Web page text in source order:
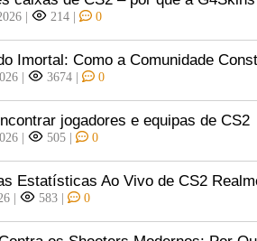
| 214 | 0
Imortal: Como a Comunidade
| 3674 | 0
jogadores e equipas de CS2
| 505 | 0
Estatísticas Ao Vivo de CS2
| 583 | 0